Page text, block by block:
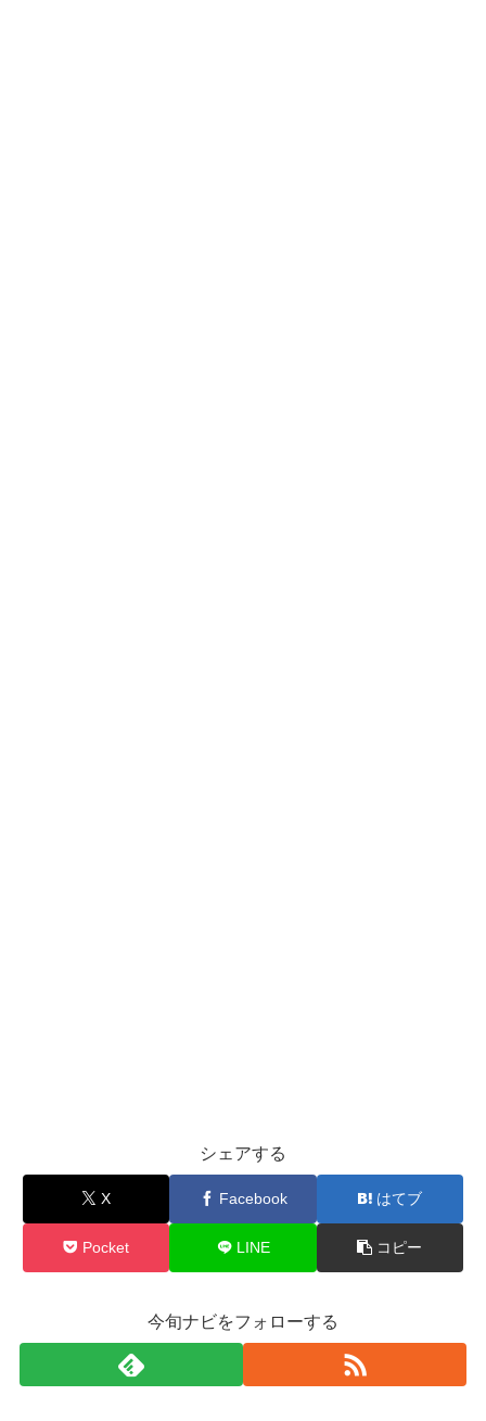
シェアする
X Facebook はてブ
Pocket LINE コピー
今旬ナビをフォローする